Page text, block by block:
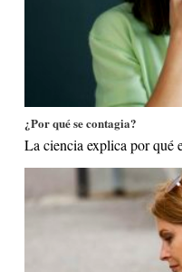
¿Por qué se contagia?
La ciencia explica por qué